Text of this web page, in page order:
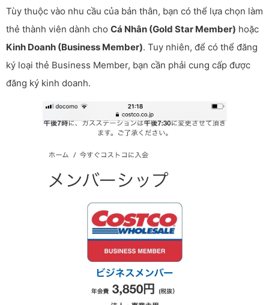
Tùy thuộc vào nhu cầu của bản thân, bạn có thể lựa chọn làm
thẻ thành viên dành cho Cá Nhân (Gold Star Member) hoặc
Kinh Doanh (Business Member). Tuy nhiên, để có thể đăng
ký loại thẻ Business Member, bạn cần phải cung cấp được
đăng ký kinh doanh.